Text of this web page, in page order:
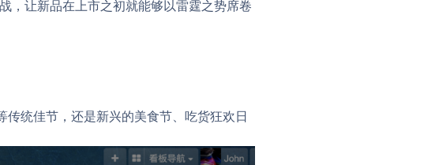
，让新品在上市之初就能够以雷霆之势席卷
统佳节，还是新兴的美食节、吃货狂欢日